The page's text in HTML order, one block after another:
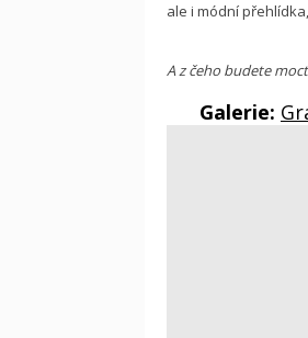
ale i módní
A z čeho budete
Galerie: